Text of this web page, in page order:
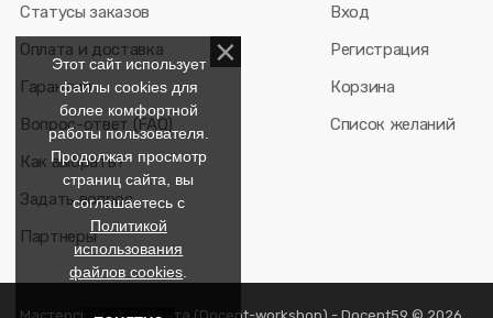
Статусы заказов
Оплата и доставка
Гарантия
Вопрос-ответ (FAQ)
Как выбрать?
Задать вопрос
Партнеры
Вход
Регистрация
Корзина
Список желаний
Мастерская от Доцента (Docent-workshop) - Docent59 © 2026
Этот сайт использует
файлы cookies для
более комфортной
работы пользователя.
Продолжая просмотр
страниц сайта, вы
соглашаетесь с
Политикой
использования
файлов cookies